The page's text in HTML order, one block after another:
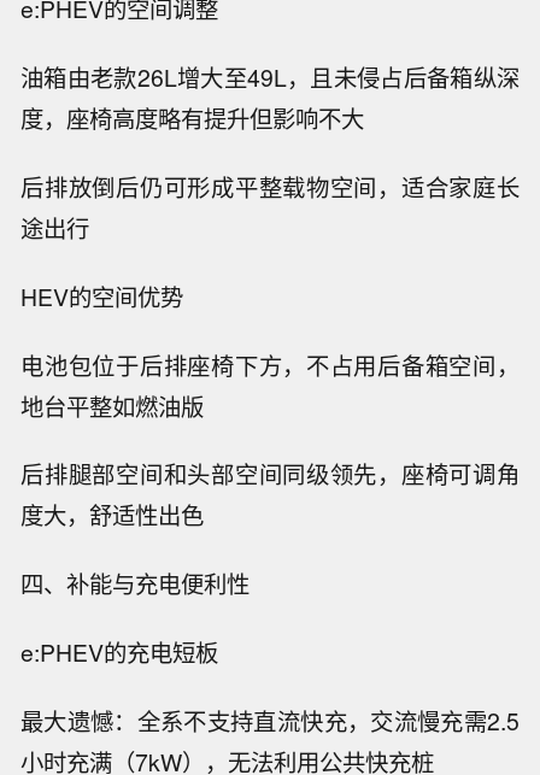
e:PHEV的空间调整
油箱由老款26L增大至49L，且未侵占后备箱纵深
度，座椅高度略有提升但影响不大
后排放倒后仍可形成平整载物空间，适合家庭长
途出行
HEV的空间优势
电池包位于后排座椅下方，不占用后备箱空间，
地台平整如燃油版
后排腿部空间和头部空间同级领先，座椅可调角
度大，舒适性出色
四、补能与充电便利性
e:PHEV的充电短板
最大遗憾：全系不支持直流快充，交流慢充需2.5
小时充满（7kW），无法利用公共快充桩